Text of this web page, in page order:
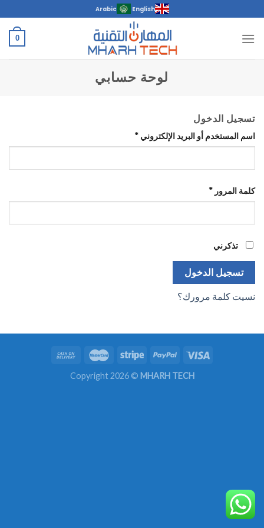
للمحتوى
English
Arabic
0
لوحة حسابي
تسجيل الدخول
اسم المستخدم أو البريد الإلكتروني *
كلمة المرور *
تذكرني
تسجيل الدخول
نسيت كلمة مرورك؟
Copyright 2026 © MHARH TECH